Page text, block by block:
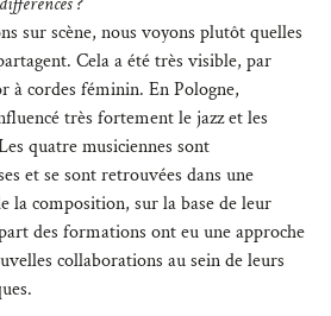
sur scène, nous voyons plutôt quelles
Cela a été très visible, par
à cordes féminin. En Pologne,
très fortement le jazz et les
quatre musiciennes sont
et se sont retrouvées dans une
la composition, sur la base de leur
des formations ont eu une approche
collaborations au sein de leurs